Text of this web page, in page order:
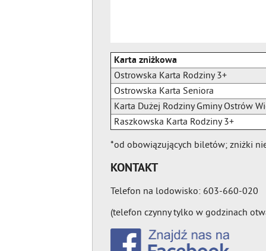
Karta zniżkowa
Ostrowska Karta Rodziny 3+
Ostrowska Karta Seniora
Karta Dużej Rodziny Gminy Ostrów
Raszkowska Karta Rodziny 3+
*od obowiązujących biletów; zniżki
KONTAKT
Telefon na lodowisko: 603-660-020
(telefon czynny tylko w godzinach